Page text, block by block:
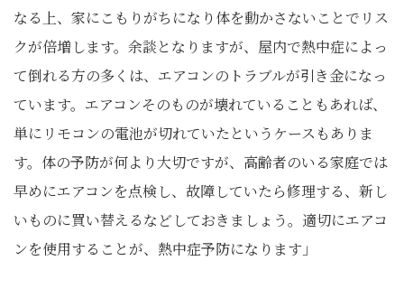
なる上、家にこもりがちになり体を動かさないことでリス
クが倍増します。余談となりますが、屋内で熱中症によっ
て倒れる方の多くは、エアコンのトラブルが引き金になっ
ています。エアコンそのものが壊れていることもあれば、
単にリモコンの電池が切れていたというケースもありま
す。体の予防が何より大切ですが、高齢者のいる家庭では
早めにエアコンを点検し、故障していたら修理する、新し
いものに買い替えるなどしておきましょう。適切にエアコ
ンを使用することが、熱中症予防になります」